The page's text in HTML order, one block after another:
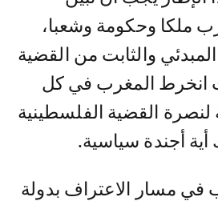
ملكا وحكومة وشعبا،
والثابت من القضية
انخرط المغرب في كل
لنصرة القضية الفلسطينية
أجندة سياسية.
في مسار الاعتراف بدولة